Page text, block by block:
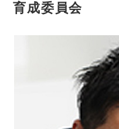
育成委員会